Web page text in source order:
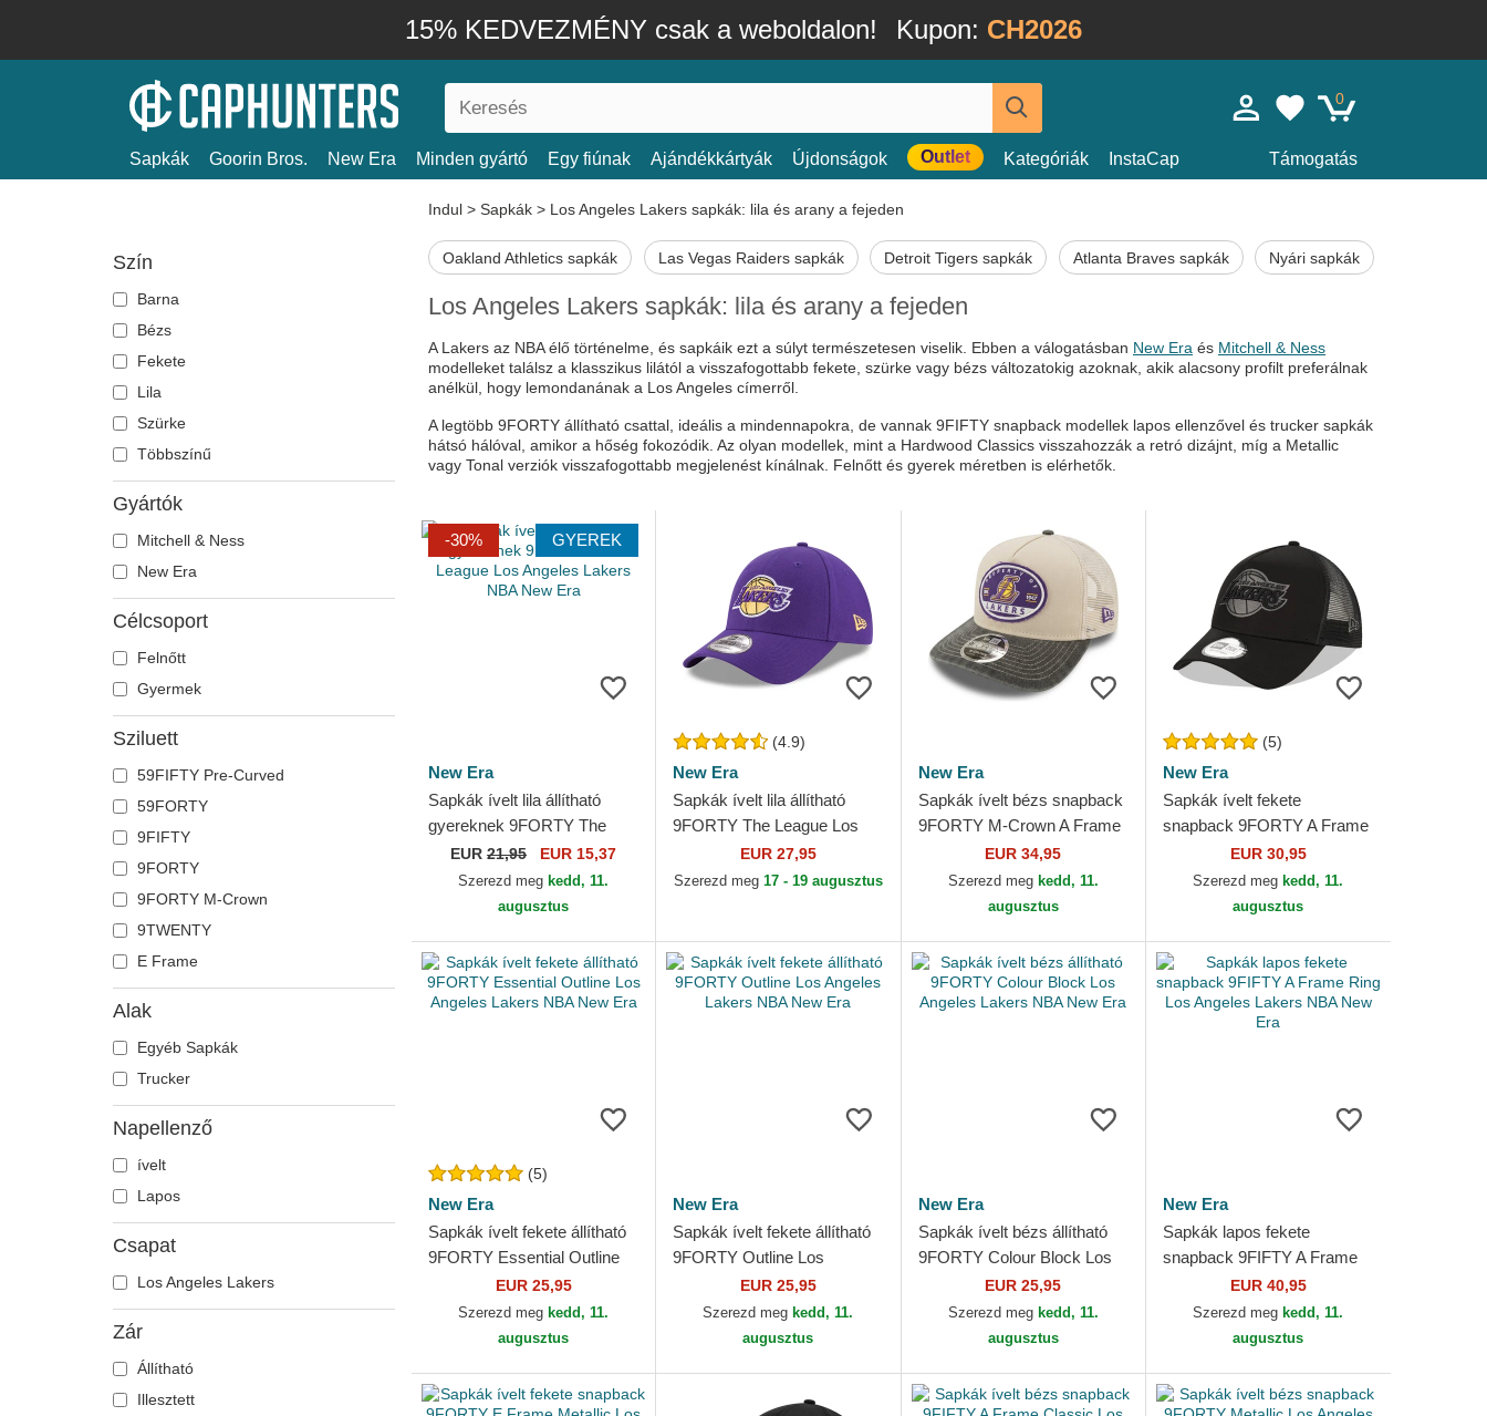
15% KEDVEZMÉNY csak a weboldalon! Kupon: CH2026
0
Sapkák Goorin Bros. New Era Minden gyártó Egy fiúnak Ajándékkártyák Újdonságok Outlet Kategóriák InstaCap Támogatás
Szín
Barna
Bézs
Fekete
Lila
Szürke
Többszínű
Gyártók
Mitchell & Ness
New Era
Célcsoport
Felnőtt
Gyermek
Sziluett
59FIFTY Pre-Curved
59FORTY
9FIFTY
9FORTY
9FORTY M-Crown
9TWENTY
E Frame
Alak
Egyéb Sapkák
Trucker
Napellenző
ívelt
Lapos
Csapat
Los Angeles Lakers
Zár
Állítható
Illesztett
Indul > Sapkák > Los Angeles Lakers sapkák: lila és arany a fejeden
Oakland Athletics sapkák Las Vegas Raiders sapkák Detroit Tigers sapkák Atlanta Braves sapkák Nyári sapkák
Los Angeles Lakers sapkák: lila és arany a fejeden
A Lakers az NBA élő történelme, és sapkáik ezt a súlyt természetesen viselik. Ebben a válogatásban New Era és Mitchell & Ness
modelleket találsz a klasszikus lilától a visszafogottabb fekete, szürke vagy bézs változatokig azoknak, akik alacsony profilt preferálnak
anélkül, hogy lemondanának a Los Angeles címerről.
A legtöbb 9FORTY állítható csattal, ideális a mindennapokra, de vannak 9FIFTY snapback modellek lapos ellenzővel és trucker sapkák
hátsó hálóval, amikor a hőség fokozódik. Az olyan modellek, mint a Hardwood Classics visszahozzák a retró dizájnt, míg a Metallic
vagy Tonal verziók visszafogottabb megjelenést kínálnak. Felnőtt és gyerek méretben is elérhetők.
-30% GYEREK
New Era
Sapkák ívelt lila állítható
gyereknek 9FORTY The
League Los Angeles Lakers
NBA New Era
EUR21,95 EUR 15,37
Szerezd meg kedd, 11.
augusztus
(4.9)
New Era
Sapkák ívelt lila állítható
9FORTY The League Los
Angeles Lakers NBA New
Era
EUR 27,95
Szerezd meg 17 - 19 augusztus
New Era
Sapkák ívelt bézs snapback
9FORTY M-Crown A Frame
Fray Los Angeles Lakers
NBA New Era
EUR 34,95
Szerezd meg kedd, 11.
augusztus
(5)
New Era
Sapkák ívelt fekete
snapback 9FORTY A Frame
Tonal Los Angeles Lakers
NBA New Era
EUR 30,95
Szerezd meg kedd, 11.
augusztus
(5)
New Era
Sapkák ívelt fekete állítható
9FORTY Essential Outline
Los Angeles Lakers NBA
New Era
EUR 25,95
Szerezd meg kedd, 11.
augusztus
New Era
Sapkák ívelt fekete állítható
9FORTY Outline Los
Angeles Lakers NBA New
EUR 25,95
Szerezd meg kedd, 11.
augusztus
New Era
Sapkák ívelt bézs állítható
9FORTY Colour Block Los
Angeles Lakers NBA New
EUR 25,95
Szerezd meg kedd, 11.
augusztus
New Era
Sapkák lapos fekete
snapback 9FIFTY A Frame
Ring Los Angeles Lakers
NBA New Era
EUR 40,95
Szerezd meg kedd, 11.
augusztus